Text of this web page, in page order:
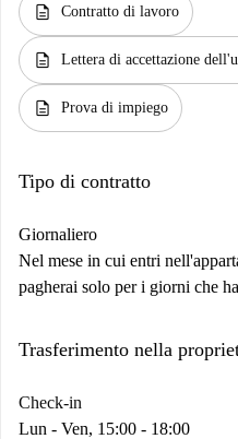
description Contratto di lavoro
description Lettera di accettazione
description Prova di impiego
Tipo di contratto
Giornaliero
Nel mese in cui entri
pagherai solo per i giorni che
Trasferimento nella
Check-in
Lun - Ven, 15:00 - 18:00